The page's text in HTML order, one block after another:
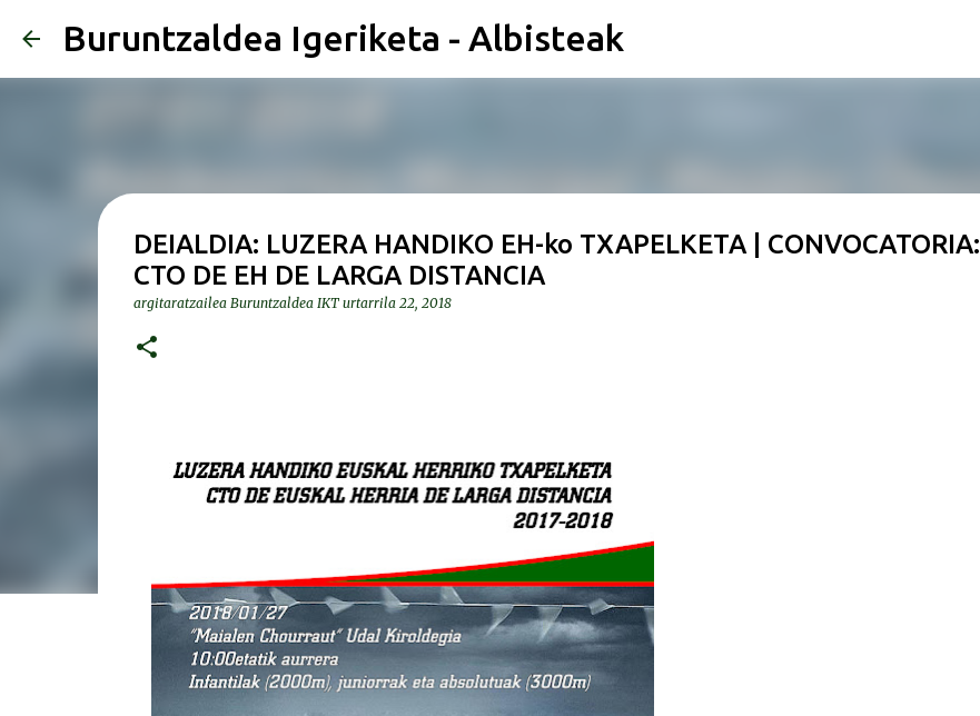
Saltatu eta joan eduki nagusira
Buruntzaldea Igeriketa - Albisteak
DEIALDIA: LUZERA HANDIKO EH-ko TXAPELKETA | CONVOCATORIA:
CTO DE EH DE LARGA DISTANCIA
argitaratzailea Buruntzaldea IKT urtarrila 22, 2018